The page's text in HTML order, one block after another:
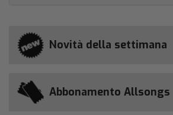
Novità della settimana
Abbonamento Allsongs